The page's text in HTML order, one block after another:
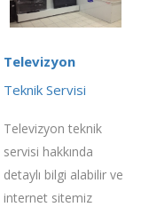
Televizyon
Teknik Servisi
Televizyon teknik
servisi hakkında
detaylı bilgi alabilir ve
internet sitemiz